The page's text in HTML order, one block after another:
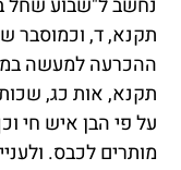
נחשב ל"שבוע שחל
תקנא, ד, וכמוסבר
ההכרעה למעשה
תקנא, אות כג,
על פי הבן איש חי
מותרים לכבס.